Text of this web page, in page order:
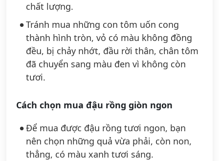
chất lượng.
Tránh mua những con tôm uốn cong
thành hình tròn, vỏ có màu không đồng
đều, bị chảy nhớt, đầu rời thân, chân tôm
đã chuyển sang màu đen vì không còn
tươi.
Cách chọn mua đậu rồng giòn ngon
Để mua được đậu rồng tươi ngon, bạn
nên chọn những quả vừa phải, còn non,
thẳng, có màu xanh tươi sáng.